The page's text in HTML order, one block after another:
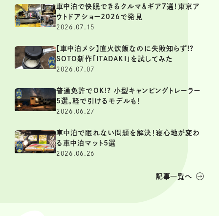
車中泊で快眠できるクルマ＆ギア7選！東京ア
ウトドアショー2026で発見
2026.07.15
【車中泊メシ】直火炊飯なのに失敗知らず!?
SOTO新作「ITADAKI」を試してみた
2026.07.07
普通免許でOK!? 小型キャンピングトレーラー
5選。軽で引けるモデルも！
2026.06.27
車中泊で眠れない問題を解決！寝心地が変わ
る車中泊マット5選
2026.06.26
記事一覧へ